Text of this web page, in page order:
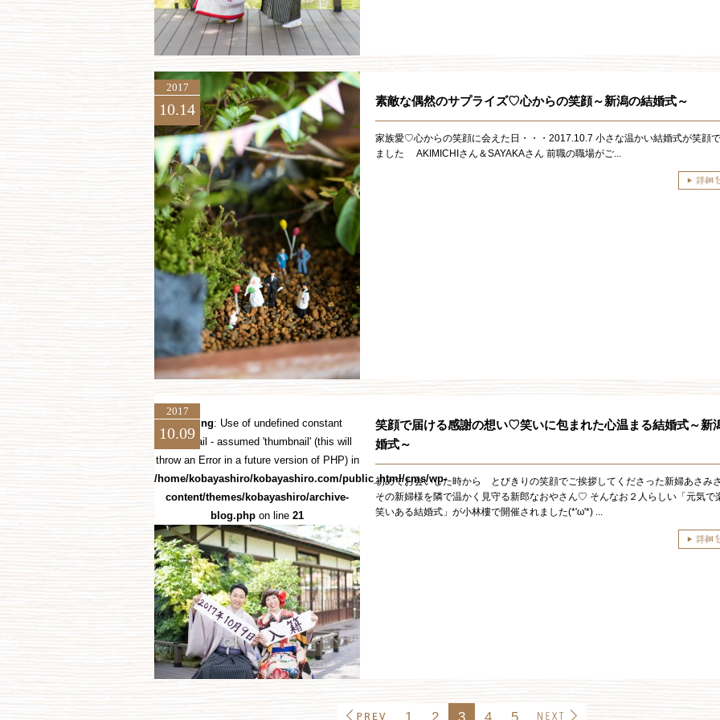
2017
10.14 素敵な偶然のサプライズ♡心からの笑顔～新潟の結婚式～
家族愛♡心からの笑顔に会えた日・・・2017.10.7 小さな温かい結婚式が笑顔
ました AKIMICHIさん＆SAYAKAさん 前職の職場がご...
2017
10.09
Warning: Use of undefined constant
thumbnail - assumed 'thumbnail' (this will
throw an Error in a future version of PHP) in
/home/kobayashiro/kobayashiro.com/public_html/cms/wp-
content/themes/kobayashiro/archive-
blog.php on line 21
笑顔で届ける感謝の想い♡笑いに包まれた心温まる結婚式～新
婚式～
初めてお会いした時から とびきりの笑顔でご挨拶してくださった新婦あさみ
その新婦様を隣で温かく見守る新郎なおやさん♡ そんなお２人らしい「元気で
笑いある結婚式」が小林樓で開催されました(*'ω'*) ...